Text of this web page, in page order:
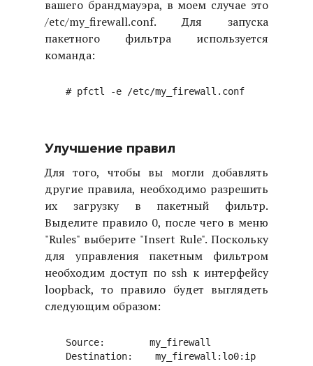
вашего брандмауэра, в моем случае это
/etc/my_firewall.conf. Для запуска
пакетного фильтра используется
команда:
# pfctl -e /etc/my_firewall.conf
Улучшение правил
Для того, чтобы вы могли добавлять
другие правила, необходимо разрешить
их загрузку в пакетный фильтр.
Выделите правило 0, после чего в меню
"Rules" выберите "Insert Rule". Поскольку
для управления пакетным фильтром
необходим доступ по ssh к интерфейсу
loopback, то правило будет выглядеть
следующим образом:
Source:        my_firewall
Destination:    my_firewall:lo0:ip